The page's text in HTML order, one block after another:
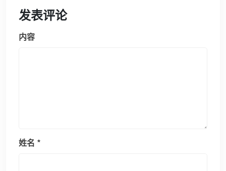
发表评论
内容
姓名 *